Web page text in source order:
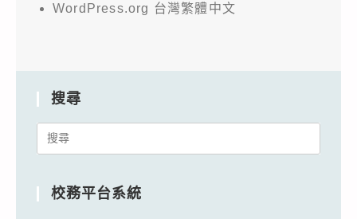
WordPress.org 台灣繁體中文
搜尋
Search
校務平台系統